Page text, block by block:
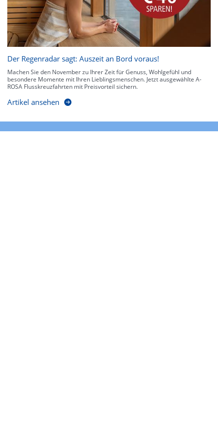
Der Regenradar sagt: Auszeit an Bord voraus!
Machen Sie den November zu Ihrer Zeit für Genuss, Wohlgefühl und
besondere Momente mit Ihren Lieblingsmenschen. Jetzt ausgewählte A-
ROSA Flusskreuzfahrten mit Preisvorteil sichern.
Artikel ansehen